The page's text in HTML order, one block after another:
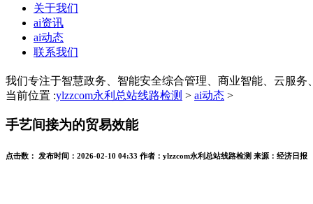
关于我们
ai资讯
ai动态
联系我们
我们专注于智慧政务、智能安全综合管理、商业智能、云服务
当前位置 :ylzzcom永利总站线路检测 > ai动态 >
手艺间接为的贸易效能
点击数： 发布时间： 2026-02-10 04:33 作者： ylzzcom永利总站线路检测 来源： 经济日报